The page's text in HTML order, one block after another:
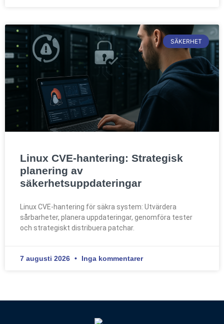
SÄKERHET
Linux CVE-hantering: Strategisk
planering av
säkerhetsuppdateringar
Linux CVE-hantering för säkra system: Utvärdera
sårbarheter, planera uppdateringar, genomföra tester
och strategiskt distribuera patchar.
7 augusti 2026 Inga kommentarer